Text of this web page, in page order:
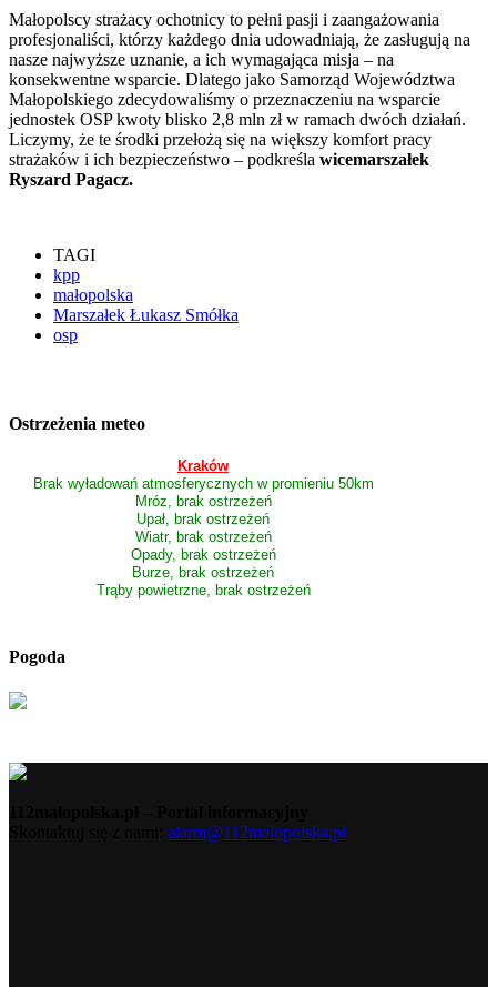
Małopolscy strażacy ochotnicy to pełni pasji i zaangażowania
profesjonaliści, którzy każdego dnia udowadniają, że zasługują na
nasze najwyższe uznanie, a ich wymagająca misja – na
konsekwentne wsparcie. Dlatego jako Samorząd Województwa
Małopolskiego zdecydowaliśmy o przeznaczeniu na wsparcie
jednostek OSP kwoty blisko 2,8 mln zł w ramach dwóch działań.
Liczymy, że te środki przełożą się na większy komfort pracy
strażaków i ich bezpieczeństwo – podkreśla wicemarszałek
Ryszard Pagacz.
TAGI
kpp
małopolska
Marszałek Łukasz Smółka
osp
Ostrzeżenia meteo
Kraków
Brak wyładowań atmosferycznych w promieniu 50km
Mróz, brak ostrzeżeń
Upał, brak ostrzeżeń
Wiatr, brak ostrzeżeń
Opady, brak ostrzeżeń
Burze, brak ostrzeżeń
Trąby powietrzne, brak ostrzeżeń
Pogoda
alarm@112malopolska.pl